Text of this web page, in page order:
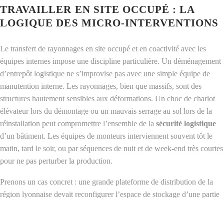
TRAVAILLER EN SITE OCCUPÉ : LA
LOGIQUE DES MICRO-INTERVENTIONS
Le transfert de rayonnages en site occupé et en coactivité avec les
équipes internes impose une discipline particulière. Un déménagement
d’entrepôt logistique ne s’improvise pas avec une simple équipe de
manutention interne. Les rayonnages, bien que massifs, sont des
structures hautement sensibles aux déformations. Un choc de chariot
élévateur lors du démontage ou un mauvais serrage au sol lors de la
réinstallation peut compromettre l’ensemble de la sécurité logistique
d’un bâtiment. Les équipes de monteurs interviennent souvent tôt le
matin, tard le soir, ou par séquences de nuit et de week-end très courtes
pour ne pas perturber la production.
Prenons un cas concret : une grande plateforme de distribution de la
région lyonnaise devait reconfigurer l’espace de stockage d’une partie